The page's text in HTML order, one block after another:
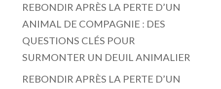
REBONDIR APRÈS LA PERTE D’UN
ANIMAL DE COMPAGNIE : DES
QUESTIONS CLÉS POUR
SURMONTER UN DEUIL ANIMALIER
REBONDIR APRÈS LA PERTE D’UN